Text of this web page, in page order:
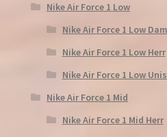
Nike Air Force 1 Low
Nike Air Force 1 Low Dam
Nike Air Force 1 Low Herr
Nike Air Force 1 Low
Nike Air Force 1 Mid
Nike Air Force 1 Mid Herr